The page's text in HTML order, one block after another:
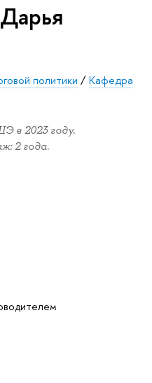
политики /Кафедра
в 2023 году.
2 года.